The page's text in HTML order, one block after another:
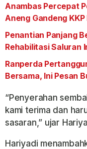
Anambas Percepat
Aneng Gandeng KKP
Penantian Panjang
Rehabilitasi Saluran
Ranperda
Bersama, Ini Pesan
“Penyerahan
kami terima dan
sasaran,” ujar
Hariyadi